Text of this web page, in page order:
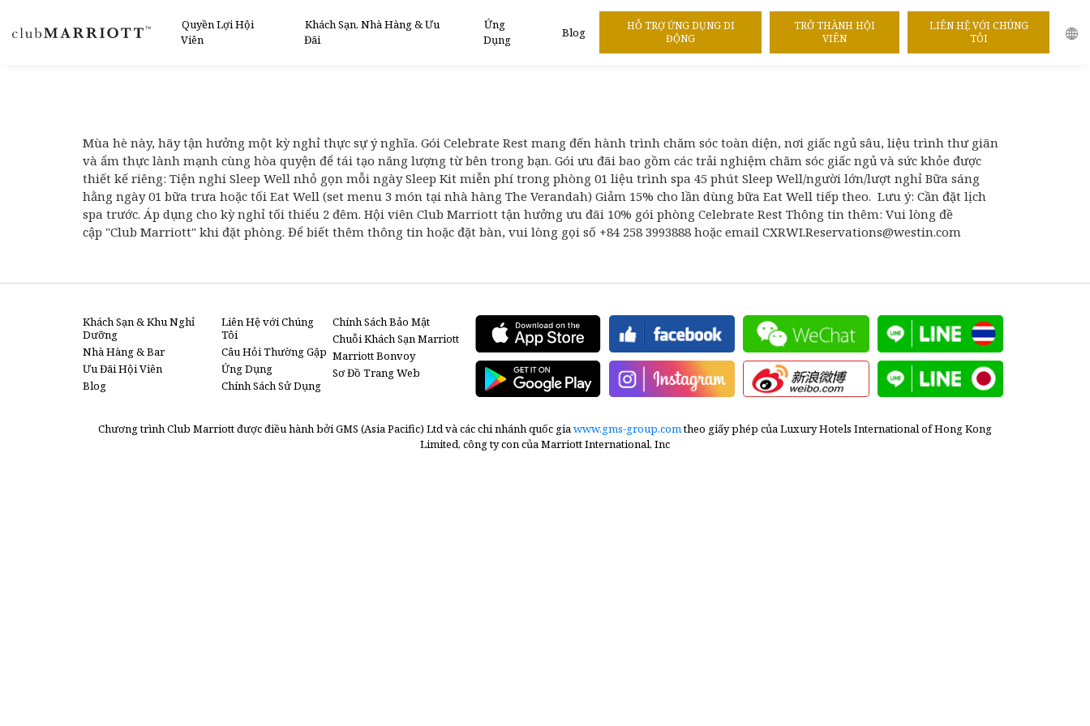
Quyền Lợi Hội
Viên
Khách Sạn, Nhà Hàng & Ưu
Đãi
Ứng
Dụng
Blog
HỖ TRỢ ỨNG DỤNG DI
ĐỘNG
TRỞ THÀNH HỘI
VIÊN
LIÊN HỆ VỚI CHÚNG
TÔI
THE WESTIN RESORT & SPA CAM RANH - ƯU ĐÃI 10% GIÁ PHÒNG GÓI CELEBRATE REST KỲ NGHỈ TÁI TẠO
BÊN BIỂN CAM RANH
Mùa hè này, hãy tận hưởng một kỳ nghỉ thực sự ý nghĩa. Gói Celebrate Rest mang đến hành trình chăm sóc toàn diện, nơi giấc ngủ sâu, liệu trình thư giãn
và ẩm thực lành mạnh cùng hòa quyện để tái tạo năng lượng từ bên trong bạn. Gói ưu đãi bao gồm các trải nghiệm chăm sóc giấc ngủ và sức khỏe được
thiết kế riêng: Tiện nghi Sleep Well nhỏ gọn mỗi ngày Sleep Kit miễn phí trong phòng 01 liệu trình spa 45 phút Sleep Well/người lớn/lượt nghỉ Bữa sáng
hằng ngày 01 bữa trưa hoặc tối Eat Well (set menu 3 món tại nhà hàng The Verandah) Giảm 15% cho lần dùng bữa Eat Well tiếp theo. Lưu ý: Cần đặt lịch
spa trước. Áp dụng cho kỳ nghỉ tối thiểu 2 đêm. Hội viên Club Marriott tận hưởng ưu đãi 10% gói phòng Celebrate Rest Thông tin thêm: Vui lòng đề
cập "Club Marriott" khi đặt phòng. Để biết thêm thông tin hoặc đặt bàn, vui lòng gọi số +84 258 3993888 hoặc email CXRWI.Reservations@westin.com
Khách Sạn & Khu Nghỉ
Dưỡng
Nhà Hàng & Bar
Ưu Đãi Hội Viên
Blog
Liên Hệ với Chúng
Tôi
Câu Hỏi Thường Gặp
Ứng Dụng
Chính Sách Sử Dụng
Chính Sách Bảo Mật
Chuỗi Khách Sạn Marriott
Marriott Bonvoy
Sơ Đồ Trang Web
Chương trình Club Marriott được điều hành bởi GMS (Asia Pacific) Ltd và các chi nhánh quốc giawww.gms-group.comtheo giấy phép của Luxury Hotels International of Hong Kong
Limited, công ty con của Marriott International, Inc